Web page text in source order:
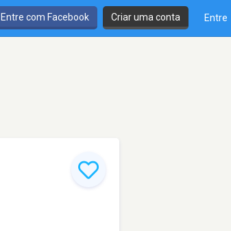
Entre com Facebook Criar uma conta Entre